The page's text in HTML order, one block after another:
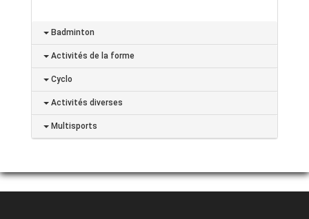
Badminton
Activités de la forme
Cyclo
Activités diverses
Multisports